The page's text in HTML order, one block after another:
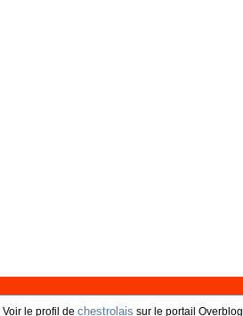
Voir le profil de chestrolais sur le portail Overblog